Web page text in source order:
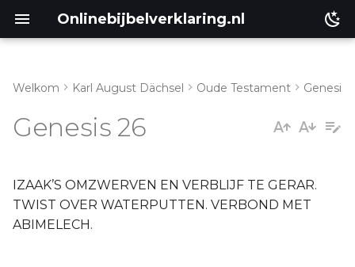
Onlinebijbelverklaring.nl
III. Vs.23-33
IV. Vers 34 en 35
Lukas
Johannes
Welkom Karl August Dächsel Oude Testament Genesis
Genesis 26
IZAAK’S OMZWERVEN EN VERBLIJF TE GERAR.
TWIST OVER WATERPUTTEN. VERBOND MET
ABIMELECH.